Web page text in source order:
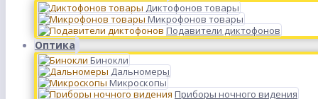
Диктофонов товары
Микрофонов товары
Подавители диктофонов
Оптика
Бинокли
Дальномеры
Микроскопы
Приборы ночного видения